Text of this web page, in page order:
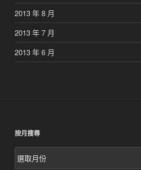
2013 年 8 月
2013 年 7 月
2013 年 6 月
按月搜尋
按
月